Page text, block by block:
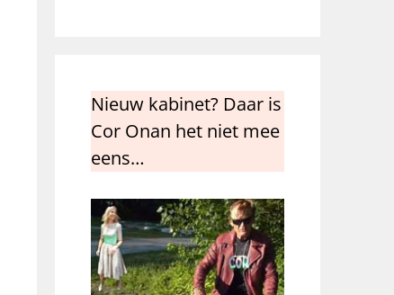
Nieuw kabinet? Daar is
Cor Onan het niet mee
eens…